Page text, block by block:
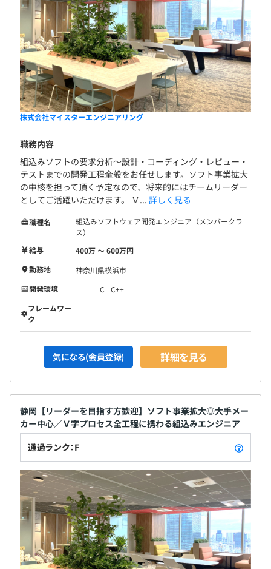
株式会社マイスターエンジニアリング
職務内容
組込みソフトの要求分析～設計・コーディング・レビュー・
テストまでの開発工程全般をお任せします。ソフト事業拡大
の中核を担って頂く予定なので、将来的にはチームリーダー
としてご活躍いただけます。 Ｖ... 詳しく見る
職種名
組込みソフトウェア開発エンジニア（メンバークラ
ス）
給与
400万 〜 600万円
勤務地
神奈川県横浜市
開発環境
C
C++
フレームワー
ク
気になる(会員登録) 詳細を見る
静岡【リーダーを目指す方歓迎】ソフト事業拡大◎大手メー
カー中心／Ｖ字プロセス全工程に携わる組込みエンジニア
通過ランク：F